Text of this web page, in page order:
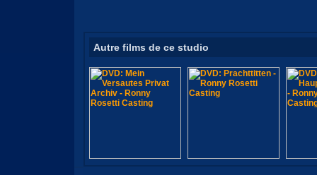
Autre films de ce studio